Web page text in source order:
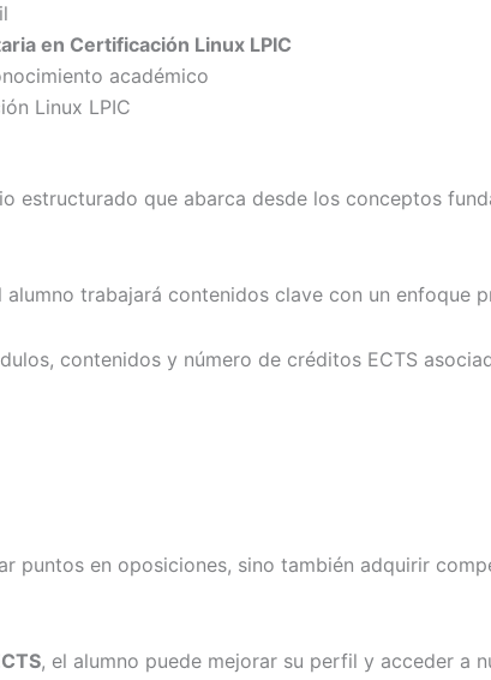
en Certificación Linux LPIC
académico
Linux LPIC
estructurado que abarca desde los conceptos
alumno trabajará contenidos clave con un enfoque
contenidos y número de créditos ECTS
puntos en oposiciones, sino también adquirir
, el alumno puede mejorar su perfil y acceder a